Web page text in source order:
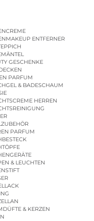
ENTFERNER
GESCHENKE
PARFUM
& BADESCHAUM
HERREN
PARFUM
& LEUCHTEN
& KERZEN